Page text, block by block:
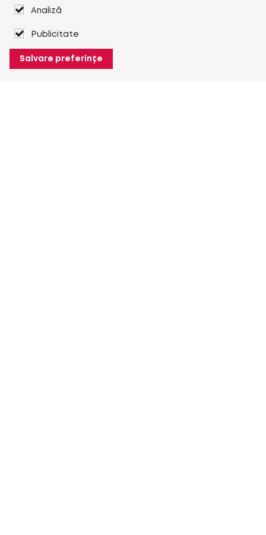
Analiză
Publicitate
Salvare preferințe